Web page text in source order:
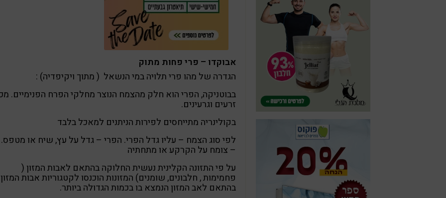
אבוקדו – פרי פחות מתוק
הגדרה של מהו פרי תלויה במי הנשאל ( מתוך ויקיפדיה) :
בבוטניקה, הפרי הוא חלק מהצמח הנוצר מחלקי הפרח הפנימיים.
זרעים וגרעינים.
בקולינריה מתייחסים לפירות הניתנים למאכל בלבד
לפי סוג הצמח – עליו גדל הפרי. הפרי – גדל על עץ, שיח או מטפס.
– צומח על הקרקע או מתחתיה
על פי התזונה הקלינית נעשית החלוקה בהתאם לאבות המזון (
פחמימות , חלבונים, שומנים) המזונות הוכנסו לקטגוריות אבות המזון
בהתאם לאב המזון הנמצא בו בכמות הגדולה ביותר.